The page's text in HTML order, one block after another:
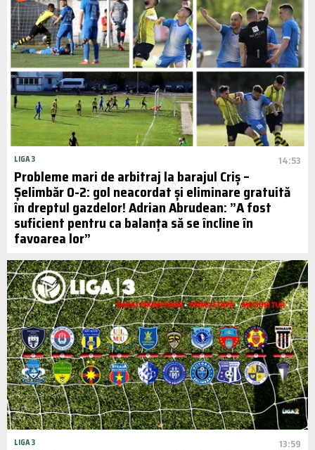
LIGA 3 14:53
Probleme mari de arbitraj la barajul Criș –
Șelimbăr 0-2: gol neacordat și eliminare gratuită
în dreptul gazdelor! Adrian Abrudean: ”A fost
suficient pentru ca balanța să se încline în
favoarea lor”
LIGA 3 13:59